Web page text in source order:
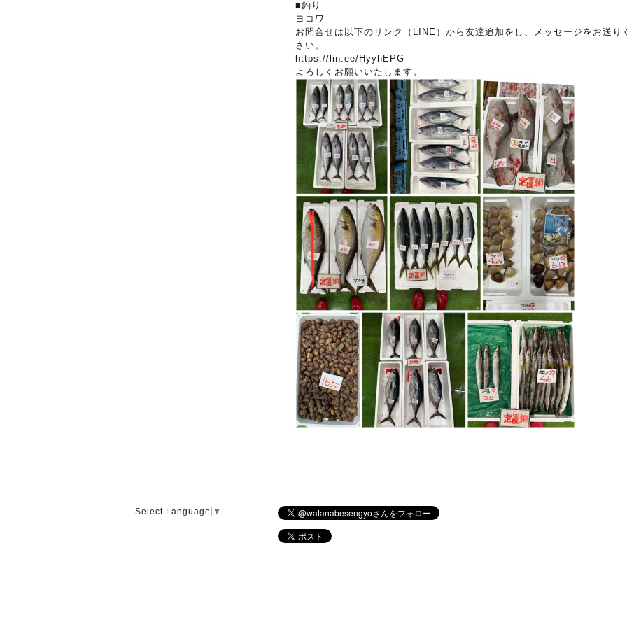
■釣り
ヨコワ
お問合せは以下のリンク（LINE）から友達追加をし、メッセージをお送り
さい。
https://lin.ee/HyyhEPG
よろしくお願いいたします。
Select Language ▼